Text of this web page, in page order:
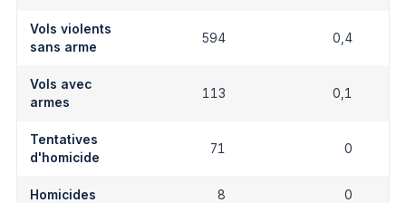
Vols violents
sans arme
594 0,4
Vols avec
armes
113 0,1
Tentatives
d'homicide
71 0
Homicides 8 0